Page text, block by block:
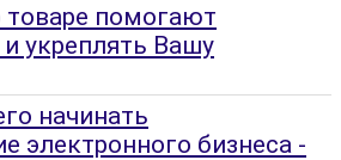
помогают
укреплять Вашу
начинать
электронного бизнеса -